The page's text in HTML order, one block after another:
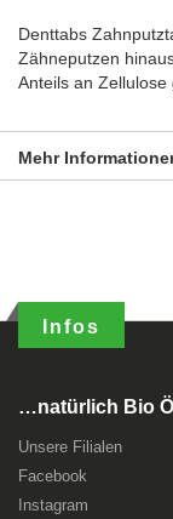
Denttabs
Zähneputzen
Anteils an Zellulose
Mehr
Infos
…natürlich Bio
Unsere Filialen
Facebook
Instagram